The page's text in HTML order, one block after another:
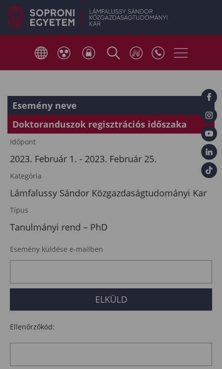
Esemény neve
Doktoranduszok regisztrációs időszaka
Időpont
2023. Február 1. - 2023. Február 25.
Kategória
Lámfalussy Sándor Közgazdaságtudományi Kar
Típus
Tanulmányi rend – PhD
Esemény küldése e-mailben
Ellenőrzőkód: